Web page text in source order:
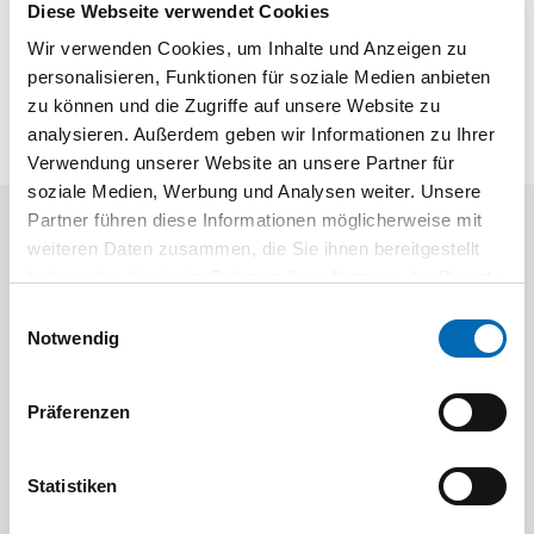
Diese Webseite verwendet Cookies
Wir verwenden Cookies, um Inhalte und Anzeigen zu
personalisieren, Funktionen für soziale Medien anbieten
zu können und die Zugriffe auf unsere Website zu
analysieren. Außerdem geben wir Informationen zu Ihrer
Verwendung unserer Website an unsere Partner für
soziale Medien, Werbung und Analysen weiter. Unsere
Partner führen diese Informationen möglicherweise mit
weiteren Daten zusammen, die Sie ihnen bereitgestellt
Notwendig
Präferenzen
Statistiken
Handzerstäuber mit Vitondichtung und Kunststoffdüse.
Kunststoffdüse verstellbar. Fördermenge 1,50 ml pro Hub.
Kunden kauften auch